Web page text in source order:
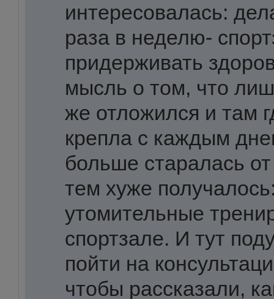
интересовалась:
раза в неделю-
придерживать
мысль о том, что
же отложился и там
крепла с каждым
больше старалась
тем хуже
утомительные
спортзале. И тут
пойти на
чтобы рассказали,